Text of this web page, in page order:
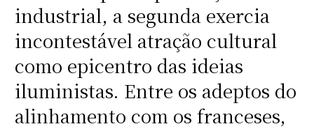
industrial, a segunda exercia
incontestável atração cultural
como epicentro das ideias
iluministas. Entre os adeptos do
alinhamento com os franceses,